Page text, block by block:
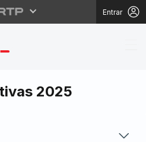
Entrar
CDU
2025